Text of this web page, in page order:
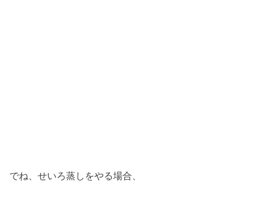
でね、せいろ蒸しをやる場合、